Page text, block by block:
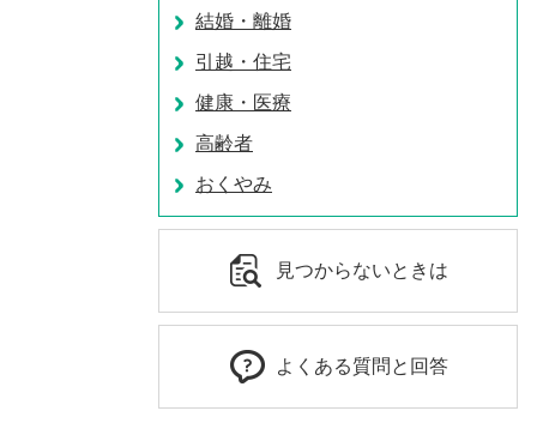
結婚・離婚
引越・住宅
健康・医療
高齢者
おくやみ
見つからないときは
よくある質問と回答